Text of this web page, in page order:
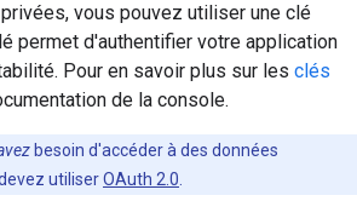
vous pouvez utiliser une clé
permet d'authentifier votre application
Pour en savoir plus sur les clés
de la console.
besoin d'accéder à des données
utiliserOAuth 2.0